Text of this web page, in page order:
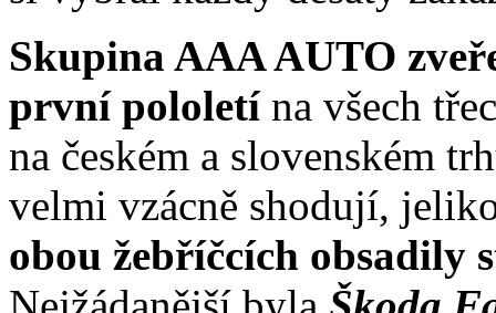
Skupina AAA AUTO
první pololetí na všech
na českém a slovenském
velmi vzácně shodují,
obou žebříčcích obsadily